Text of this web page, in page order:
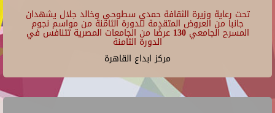
تحت رعاية وزيرة الثقافة حمدي سطوحي وخالد جلال يشهدان
جانبا من العروض المتقدمة للدورة الثامنة من مواسم نجوم
المسرح الجامعي 130 عرضًا من الجامعات المصرية تتنافس في
الدورة الثامنة
مركز ابداع القاهرة